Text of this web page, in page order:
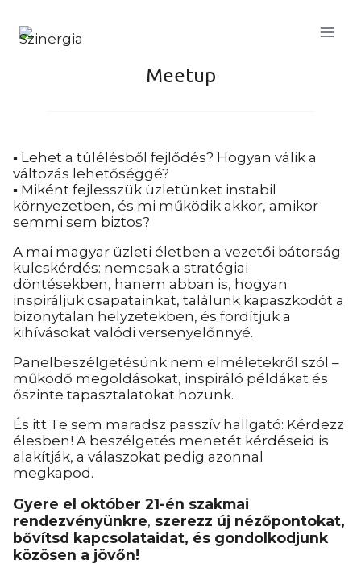
content
Meetup
▪️ Lehet a túlélésből fejlődés? Hogyan válik a
változás lehetőséggé?
▪️ Miként fejlesszük üzletünket instabil
környezetben, és mi működik akkor, amikor
semmi sem biztos?
A mai magyar üzleti életben a vezetői bátorság
kulcskérdés: nemcsak a stratégiai
döntésekben, hanem abban is, hogyan
inspiráljuk csapatainkat, találunk kapaszkodót a
bizonytalan helyzetekben, és fordítjuk a
kihívásokat valódi versenyelőnnyé.
Panelbeszélgetésünk nem elméletekről szól –
működő megoldásokat, inspiráló példákat és
őszinte tapasztalatokat hozunk.
És itt Te sem maradsz passzív hallgató: Kérdezz
élesben! A beszélgetés menetét kérdéseid is
alakítják, a válaszokat pedig azonnal
megkapod.
Gyere el október 21-én szakmai
rendezvényünkre, szerezz új nézőpontokat,
bővítsd kapcsolataidat, és gondolkodjunk
közösen a jövőn!